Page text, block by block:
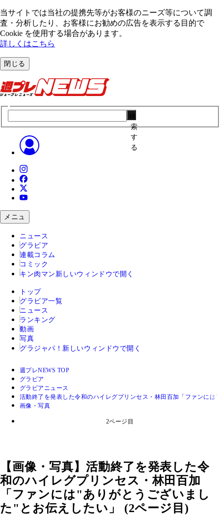
当サイトでは当社の提携先等がお客様のニーズ等について調
査・分析したり、お客様にお勧めの広告を表⽰する⽬的で
Cookie を使⽤する場合があります。
詳しくはこちら
閉じる
索
す
る
メニュ
ニュース
グラビア
連載コラム
コミック
キン肉マン 新しいウィンドウで開く
トップ
グラビア一覧
ニュース
ランキング
動画
写真
グラジャパ！ 新しいウィンドウで開く
週プレNEWS TOP
グラビア
グラビアニュース
活動終了を発表した令和のハイレグプリンセス・林田百加「ファンに
画像・写真
2ページ目
【画像・写真】活動終了を発表した令
和のハイレグプリンセス・林田百加
「ファンには"ありがとうございまし
た"とお伝えしたい」 (2ページ目)